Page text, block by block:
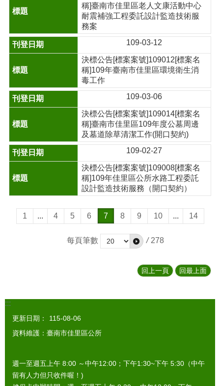
稱]臺南市佳里區老人文康活動中心
耐震補強工程委託設計監造技術服
務案
109-03-12
決標公告[標案案號]109012[標案名
稱]109年臺南市佳里區環境衛生消
毒工作
109-03-06
決標公告[標案案號]109014[標案名
稱]臺南市佳里區109年度公墓周邊
及墓道除草清潔工作(開口契約)
109-02-27
決標公告[標案案號]109008[標案名
稱]109年佳里區公所水路工程委託
設計監造技術服務（開口契約）
1 ... 4 5 6 7 8 9 10 ... 14
每頁筆數 / 278
回上一頁 回最上面
:::
更新日期：
115-08-06
資料維護：臺南市佳里區公所
週一至週五上午 8:00 ～中午12:00；下午1:30~下午 5:30（中午
留有人力但只收件喔！)